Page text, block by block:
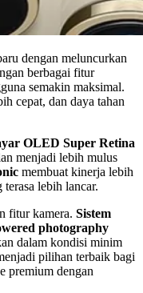
dengan meluncurkan
berbagai fitur
semakin maksimal.
cepat, dan daya tahan
OLED Super Retina
menjadi lebih mulus
membuat kinerja lebih
lebih lancar.
fitur kamera. Sistem
photography
dalam kondisi minim
pilihan terbaik bagi
premium dengan